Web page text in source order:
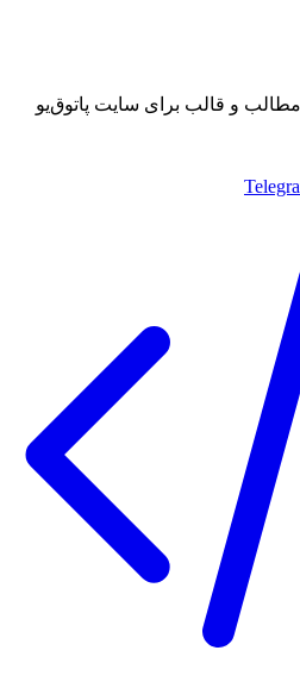
مطالب و قالب برای سایت پاتوق‌یو